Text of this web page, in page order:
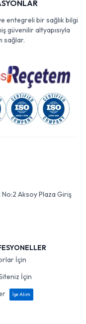
entegreli bir sağlık bilgi
güvenilir altyapısıyla
sağlar.
No:2 Aksoy Plaza Giriş
İçin
İçin
İşe Alım